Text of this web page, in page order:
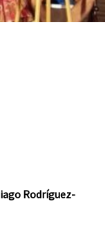
Rodríguez-